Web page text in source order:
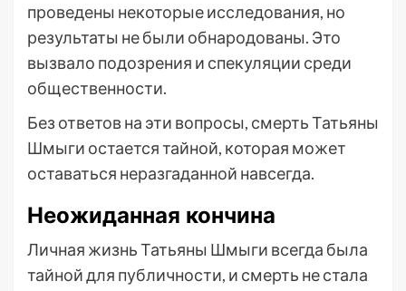
проведены некоторые исследования, но
результаты не были обнародованы. Это
вызвало подозрения и спекуляции среди
общественности.
Без ответов на эти вопросы, смерть Татьяны
Шмыги остается тайной, которая может
оставаться неразгаданной навсегда.
Неожиданная кончина
Личная жизнь Татьяны Шмыги всегда была
тайной для публичности, и смерть не стала